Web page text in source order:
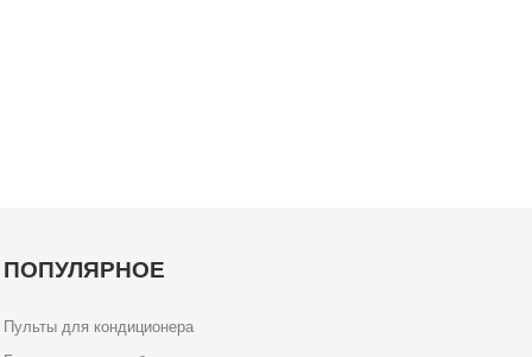
ПОПУЛЯРНОЕ
Пульты для кондиционера